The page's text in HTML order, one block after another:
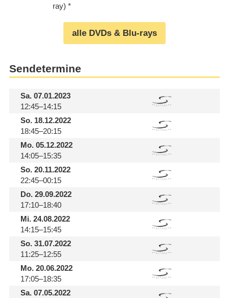
ray)
alle DVDs & Blu-rays
Sendetermine
Sa.07.01.2023
12:45–14:15
So.18.12.2022
18:45–20:15
Mo.05.12.2022
14:05–15:35
So.20.11.2022
22:45–00:15
Do.29.09.2022
17:10–18:40
Mi.24.08.2022
14:15–15:45
So.31.07.2022
11:25–12:55
Mo.20.06.2022
17:05–18:35
Sa.07.05.2022